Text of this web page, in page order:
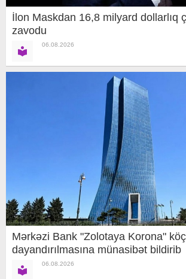
İlon Maskdan 16,8 milyard dollarlıq
zavodu
06.08.2026
Mərkəzi Bank "Zolotaya Korona"
dayandırılmasına münasibət bildirib
06.08.2026